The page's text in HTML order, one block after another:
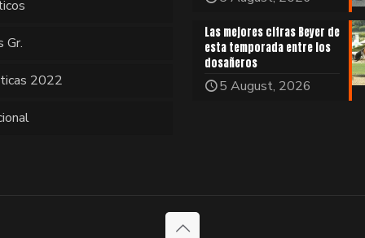
Gr.
2022
Las mejores cifras Beyer de
esta temporada entre los
dosañeros
5 August, 2026